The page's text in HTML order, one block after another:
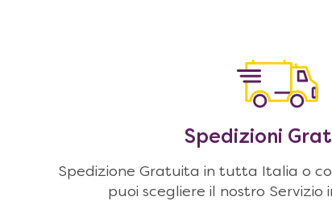
Spedizioni
Spedizione Gratuita in tutta Italia o
puoi scegliere il nostro Servizio